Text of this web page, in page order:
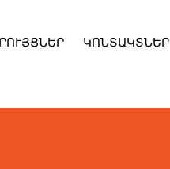
ԿՈՆՏԱԿՏՆԵՐ